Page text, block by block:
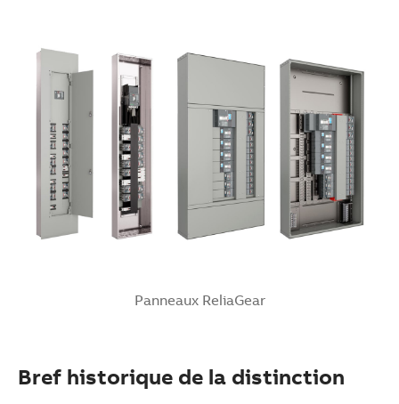
Panneaux ReliaGear
Bref historique de la distinction